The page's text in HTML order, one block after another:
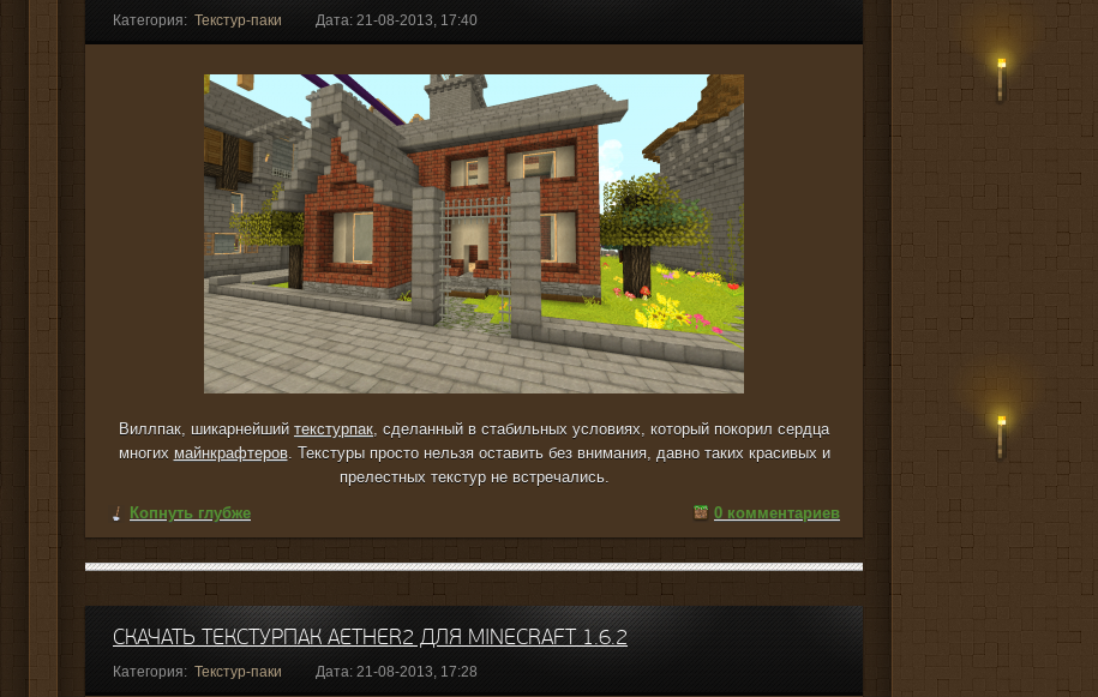
Категория: Текстур-паки Дата: 21-08-2013, 17:40
Виллпак, шикарнейший текстурпак, сделанный в стабильных условиях, который покорил сердца
многих майнкрафтеров. Текстуры просто нельзя оставить без внимания, давно таких красивых и
прелестных текстур не встречались.
Копнуть глубже
0 комментариев
СКАЧАТЬ ТЕКСТУРПАК AETHER2 ДЛЯ MINECRAFT 1.6.2
Категория: Текстур-паки Дата: 21-08-2013, 17:28